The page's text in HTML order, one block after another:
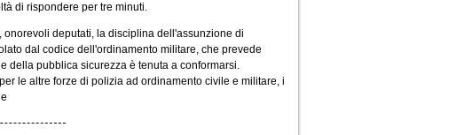
di rispondere per tre minuti.
onorevoli deputati, la disciplina dell'assunzione di
dal codice dell'ordinamento militare, che prevede
della pubblica sicurezza è tenuta a conformarsi.
le altre forze di polizia ad ordinamento civile e militare, i